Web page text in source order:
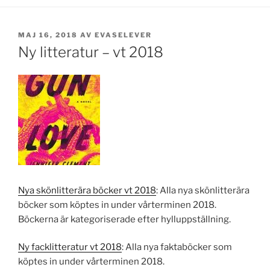
PUBLICERAT
MAJ 16, 2018 AV EVASELEVER
Ny litteratur – vt 2018
Nya skönlitterära böcker vt 2018: Alla nya skönlitterära
böcker som köptes in under vårterminen 2018.
Böckerna är kategoriserade efter hylluppställning.
Ny facklitteratur vt 2018: Alla nya faktaböcker som
köptes in under vårterminen 2018.